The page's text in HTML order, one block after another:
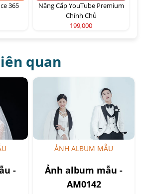
365
Nâng Cấp YouTube Premium
Chính Chủ
199,000
quan
-
ẢNH ALBUM MẪU
Ảnh album mẫu -
AM0142